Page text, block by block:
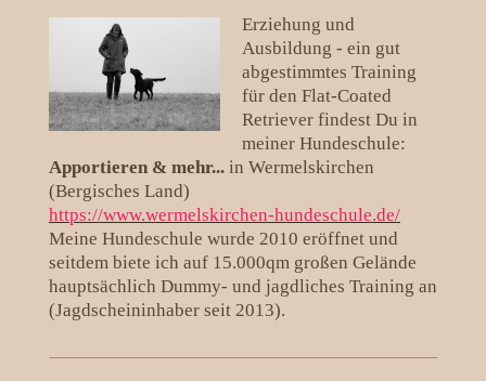
Erziehung und
Ausbildung - ein gut
abgestimmtes Training
für den Flat-Coated
Retriever findest Du in
meiner Hundeschule:
Apportieren & mehr... in Wermelskirchen
(Bergisches Land)
https://www.wermelskirchen-hundeschule.de/
Meine Hundeschule wurde 2010 eröffnet und
seitdem biete ich auf 15.000qm großen Gelände
hauptsächlich Dummy- und jagdliches Training an
(Jagdscheininhaber seit 2013).